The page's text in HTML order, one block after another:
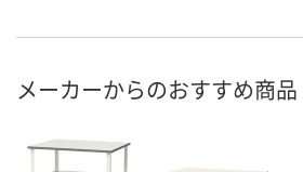
メーカーからのおすすめ商品